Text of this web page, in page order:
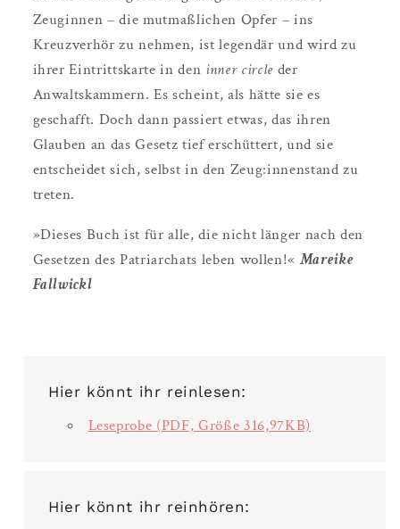
Zeuginnen – die mutmaßlichen Opfer – ins
Kreuzverhör zu nehmen, ist legendär und wird zu
ihrer Eintrittskarte in den inner circleder
Anwaltskammern. Es scheint, als hätte sie es
geschafft. Doch dann passiert etwas, das ihren
Glauben an das Gesetz tief erschüttert, und sie
entscheidet sich, selbst in den Zeug:innenstand zu
treten.
»Dieses Buch ist für alle, die nicht länger nach den
Gesetzen des Patriarchats leben wollen!«Mareike
Fallwickl
Hier könnt ihr reinlesen:
Leseprobe (PDF, Größe 316,97KB)
Hier könnt ihr reinhören: